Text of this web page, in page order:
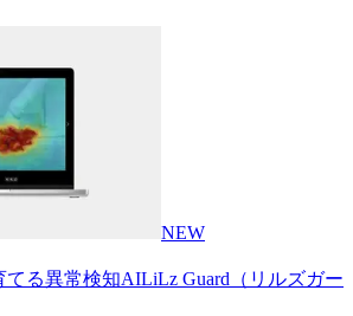
NEW
てる異常検知AILiLz Guard（リルズガー